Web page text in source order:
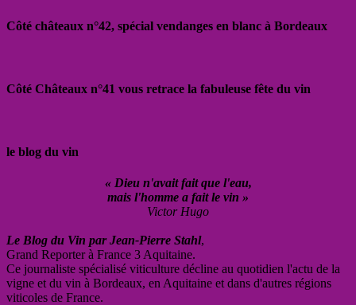
Côté châteaux n°42, spécial vendanges en blanc à Bordeaux
Côté Châteaux n°41 vous retrace la fabuleuse fête du vin
le blog du vin
« Dieu n'avait fait que l'eau,
mais l'homme a fait le vin »
Victor Hugo
Le Blog du Vin par Jean-Pierre Stahl,
Grand Reporter à France 3 Aquitaine.
Ce journaliste spécialisé viticulture décline au quotidien l'actu de la
vigne et du vin à Bordeaux, en Aquitaine et dans d'autres régions
viticoles de France.